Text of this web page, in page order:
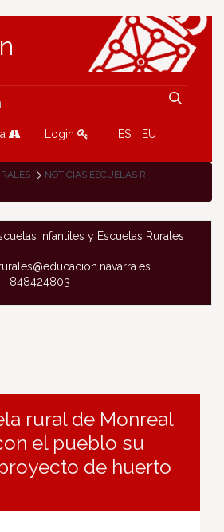
Login ES EU
NOTICIAS ESCUELAS RURALES
Infantiles y Escuelas Rurales
848424803
rural de Monreal
el pueblo su
de huerto